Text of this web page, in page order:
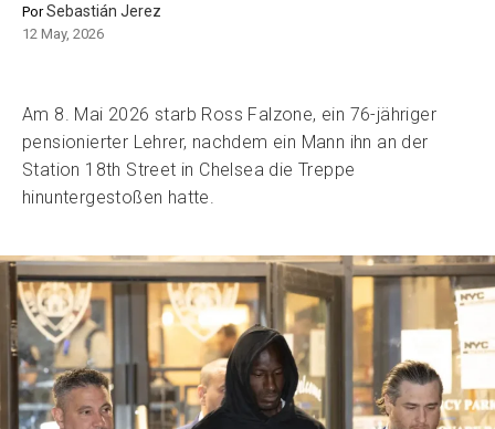
PorSebastián Jerez
12 May, 2026
Am 8. Mai 2026 starb Ross Falzone, ein 76-jähriger
pensionierter Lehrer, nachdem ein Mann ihn an der
Station 18th Street in Chelsea die Treppe
hinuntergestoßen hatte.